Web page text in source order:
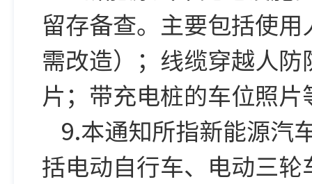
留存备查。主要包括使
需改造）；线缆穿越人
片；带充电桩的车位照片
9.本通知所指新能源汽
括电动自行车、电动三